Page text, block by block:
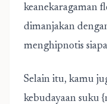
keanekaragaman
dimanjakan
menghipnotis siapa
Selain itu, kamu
kebudayaan suku